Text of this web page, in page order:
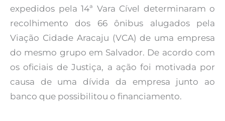
expedidos pela 14ª Vara Cível determinaram o
recolhimento dos 66 ônibus alugados pela
Viação Cidade Aracaju (VCA) de uma empresa
do mesmo grupo em Salvador. De acordo com
os oficiais de Justiça, a ação foi motivada por
causa de uma dívida da empresa junto ao
banco que possibilitou o financiamento.